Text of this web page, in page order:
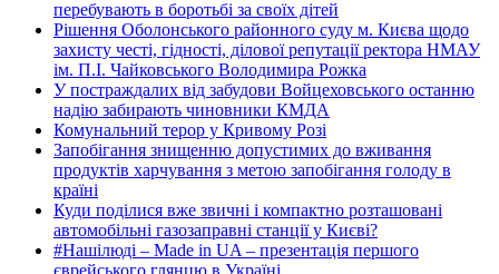
перебувають в боротьбі за своїх дітей
Рішення Оболонського районного суду м. Києва щодо
захисту честі, гідності, ділової репутації ректора НМАУ
ім. П.І. Чайковського Володимира Рожка
У постраждалих від забудови Войцеховського останню
надію забирають чиновники КМДА
Комунальний терор у Кривому Розі
Запобігання знищенню допустимих до вживання
продуктів харчування з метою запобігання голоду в
країні
Куди поділися вже звичні і компактно розташовані
автомобільні газозаправні станції у Києві?
#Нашілюді – Made in UA – презентація першого
єврейського глянцю в Україні